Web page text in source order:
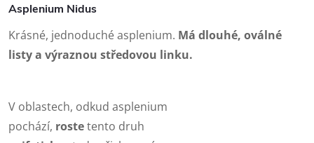
Asplenium Nidus
Krásné, jednoduché asplenium. Má dlouhé, oválné
listy a výraznou středovou linku.
V oblastech, odkud asplenium
pochází, rostetento druh